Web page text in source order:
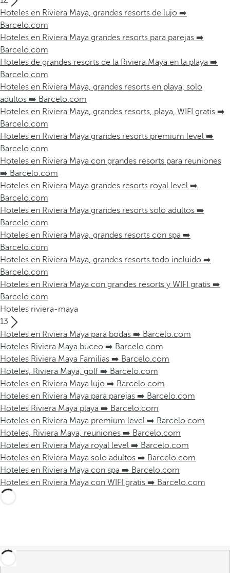
Hoteles en Riviera Maya, grandes resorts de lujo ➡️
Barcelo.com
Hoteles en Riviera Maya grandes resorts para parejas ➡️
Barcelo.com
Hoteles de grandes resorts de la Riviera Maya en la playa ➡️
Barcelo.com
Hoteles en Riviera Maya, grandes resorts en playa, solo
adultos ➡️ Barcelo.com
Hoteles en Riviera Maya, grandes resorts, playa, WIFI gratis ➡️
Barcelo.com
Hoteles en Riviera Maya grandes resorts premium level ➡️
Barcelo.com
Hoteles en Riviera Maya con grandes resorts para reuniones
➡️ Barcelo.com
Hoteles en Riviera Maya grandes resorts royal level ➡️
Barcelo.com
Hoteles en Riviera Maya grandes resorts solo adultos ➡️
Barcelo.com
Hoteles en Riviera Maya, grandes resorts con spa ➡️
Barcelo.com
Hoteles en Riviera Maya, grandes resorts todo incluido ➡️
Barcelo.com
Hoteles en Riviera Maya con grandes resorts y WIFI gratis ➡️
Barcelo.com
Hoteles riviera-maya
13
Hoteles en Riviera Maya para bodas ➡️ Barcelo.com
Hoteles Riviera Maya buceo ➡️ Barcelo.com
Hoteles Riviera Maya Familias ➡️ Barcelo.com
Hoteles, Riviera Maya, golf ➡️ Barcelo.com
Hoteles en Riviera Maya lujo ➡️ Barcelo.com
Hoteles en Riviera Maya para parejas ➡️ Barcelo.com
Hoteles Riviera Maya playa ➡️ Barcelo.com
Hoteles en Riviera Maya premium level ➡️ Barcelo.com
Hoteles, Riviera Maya, reuniones ➡️ Barcelo.com
Hoteles en Riviera Maya royal level ➡️ Barcelo.com
Hoteles en Riviera Maya solo adultos ➡️ Barcelo.com
Hoteles en Riviera Maya con spa ➡️ Barcelo.com
Hoteles en Riviera Maya con WIFI gratis ➡️ Barcelo.com